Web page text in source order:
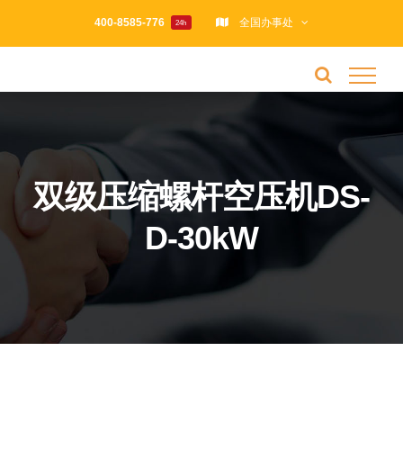
400-8585-776 24h 全国办事处
双级压缩螺杆空压机DS-
D-30kW